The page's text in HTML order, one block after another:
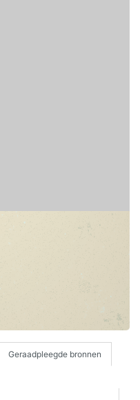
Geraadpleegde bronnen